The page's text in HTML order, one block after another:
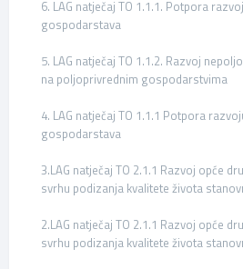
6. LAG natječaj TO 1.1.1. Potpora
gospodarstava
5. LAG natječaj TO 1.1.2. Razvoj
na poljoprivrednim gospodarstvima
4. LAG natječaj TO 1.1.1 Potpora
gospodarstava
3.LAG natječaj TO 2.1.1 Razvoj opće
svrhu podizanja kvalitete života
2.LAG natječaj TO 2.1.1 Razvoj opće
svrhu podizanja kvalitete života